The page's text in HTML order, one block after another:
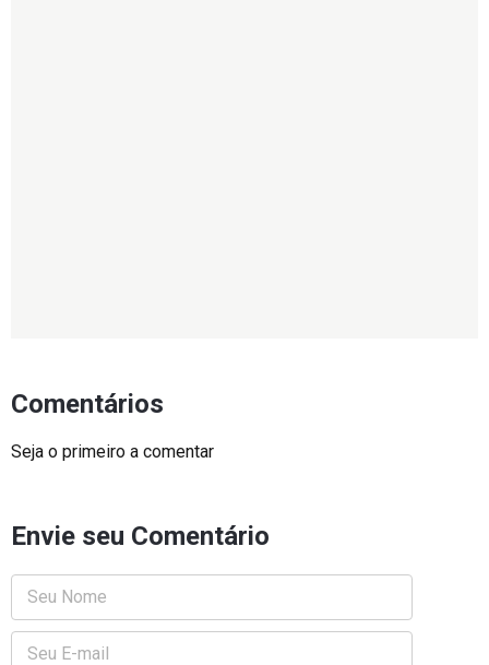
Comentários
Seja o primeiro a comentar
Envie seu Comentário